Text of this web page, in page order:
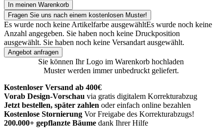
In meinen Warenkorb
Fragen Sie uns nach einem kostenlosen Muster!
Es wurde noch keine Artikelfarbe ausgewähltEs wurde noch keine
Anzahl angegeben. Sie haben noch keine Druckposition
ausgewählt. Sie haben noch keine Versandart ausgewählt.
Angebot anfragen
Sie können Ihr Logo im Warenkorb hochladen
Muster werden immer unbedruckt geliefert.
Kostenloser Versand ab 400€
Vorab Design-Vorschau via gratis digitalem Korrekturabzug
Jetzt bestellen, später zahlen oder einfach online bezahlen
Kostenlose Stornierung Vor Freigabe des Korrekturabzugs!
200.000+ gepflanzte Bäume dank Ihrer Hilfe